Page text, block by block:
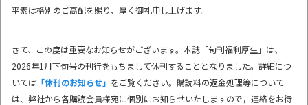
平素は格別のご高配を賜り、厚く御礼申し上げます。
さて、この度は重要なお知らせがございます。本誌「旬刊福利厚生」は、
2026年1月下旬号の刊行をもちまして休刊することとなりました。詳細につ
いては 「休刊のお知らせ」 をご覧ください。購読料の返金処理等について
は、弊社から各購読会員様宛に個別にお知らせいたしますので，連絡をお待